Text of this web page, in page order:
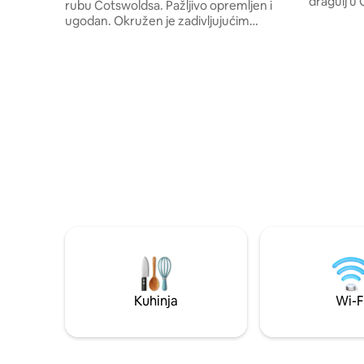
rubu Cotswoldsa. Pažljivo opremljen i
ugodan. Okružen je zadivljujućim
što
Kuhinja Wi-